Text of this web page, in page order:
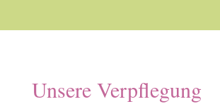
Unsere Verpflegung